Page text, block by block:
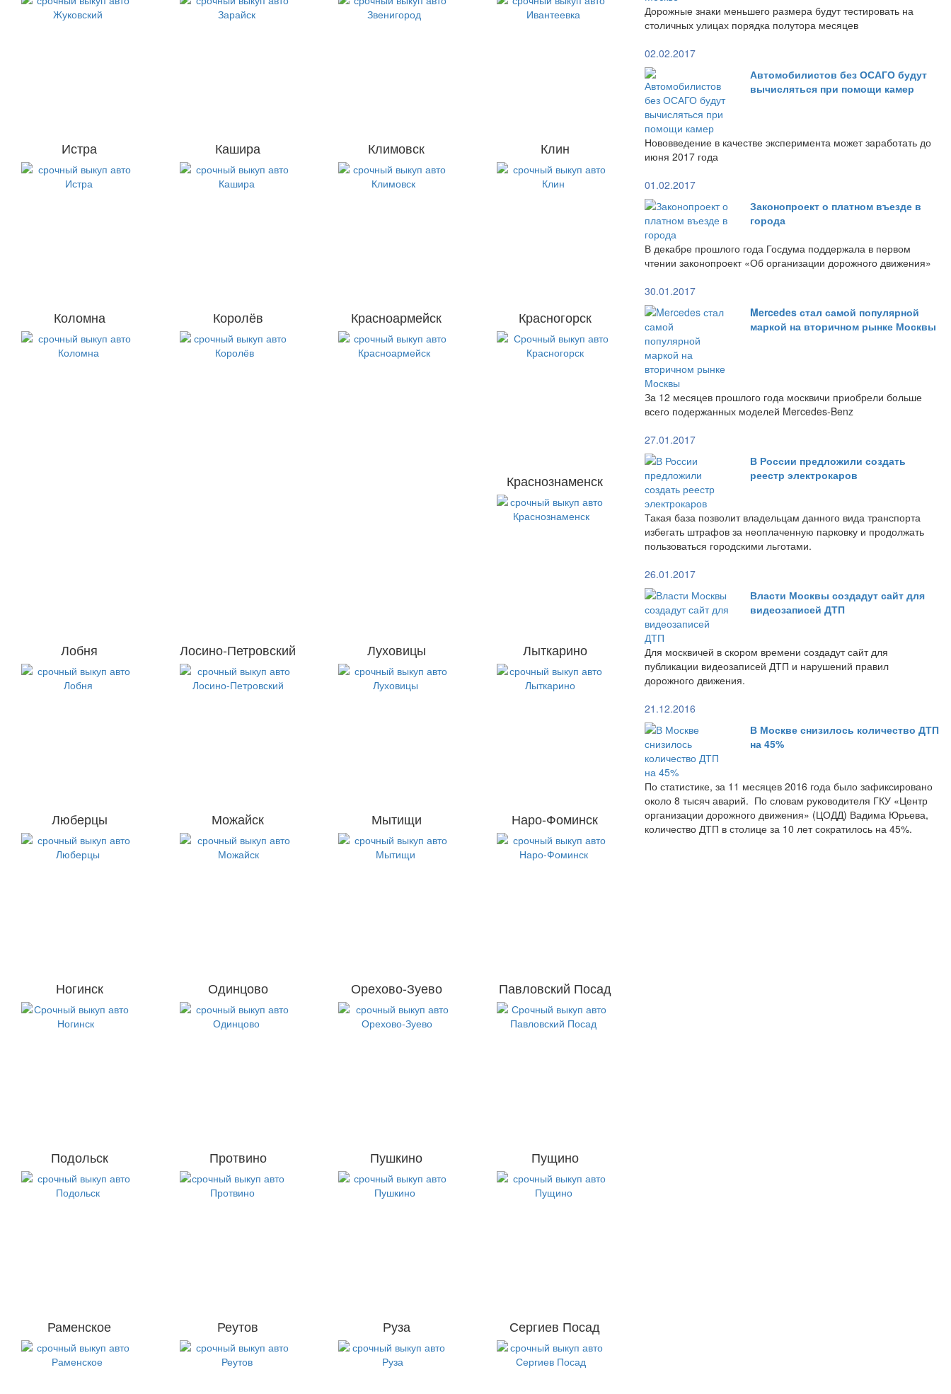
Истра Кашира Климовск Клин
Коломна Королёв Красноармейск Красногорск
Краснознаменск
Лобня Лосино-Петровский Луховицы Лыткарино
Люберцы Можайск Мытищи Наро-Фоминск
Ногинск Одинцово Орехово-Зуево Павловский Посад
Подольск Протвино Пушкино Пущино
Раменское Реутов Руза Сергиев Посад
Дорожные знаки меньшего размера будут тестировать на
столичных улицах порядка полутора месяцев
02.02.2017
Автомобилистов без ОСАГО будут
вычисляться при помощи камер
Нововведение в качестве эксперимента может заработать до
июня 2017 года
01.02.2017
Законопроект о платном въезде в
города
В декабре прошлого года Госдума поддержала в первом
чтении законопроект «Об организации дорожного движения»
30.01.2017
Mercedes стал самой популярной
маркой на вторичном рынке Москвы
За 12 месяцев прошлого года москвичи приобрели больше
всего подержанных моделей Mercedes-Benz
27.01.2017
В России предложили создать
реестр электрокаров
Такая база позволит владельцам данного вида транспорта
избегать штрафов за неоплаченную парковку и продолжать
пользоваться городскими льготами.
26.01.2017
Власти Москвы создадут сайт для
видеозаписей ДТП
Для москвичей в скором времени создадут сайт для
публикации видеозаписей ДТП и нарушений правил
дорожного движения.
21.12.2016
В Москве снизилось количество ДТП
на 45%
По статистике, за 11 месяцев 2016 года было зафиксировано
около 8 тысяч аварий. По словам руководителя ГКУ «Центр
организации дорожного движения» (ЦОДД) Вадима Юрьева,
количество ДТП в столице за 10 лет сократилось на 45%.